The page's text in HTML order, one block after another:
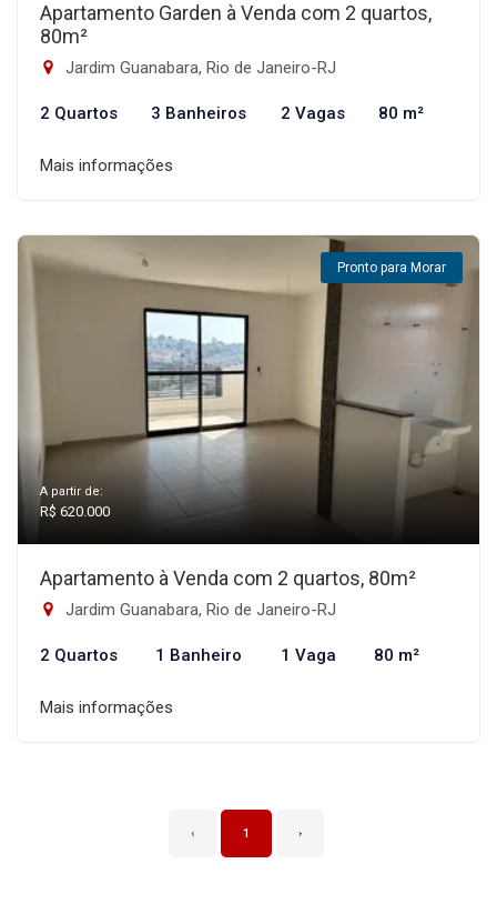
Apartamento Garden à Venda com 2 quartos,
80m²
Jardim Guanabara, Rio de Janeiro-RJ
2 Quartos 3 Banheiros 2 Vagas 80 m²
Mais informações
Pronto para Morar
A partir de:
R$ 620.000
Apartamento à Venda com 2 quartos, 80m²
Jardim Guanabara, Rio de Janeiro-RJ
2 Quartos 1 Banheiro 1 Vaga 80 m²
Mais informações
‹ 1 ›